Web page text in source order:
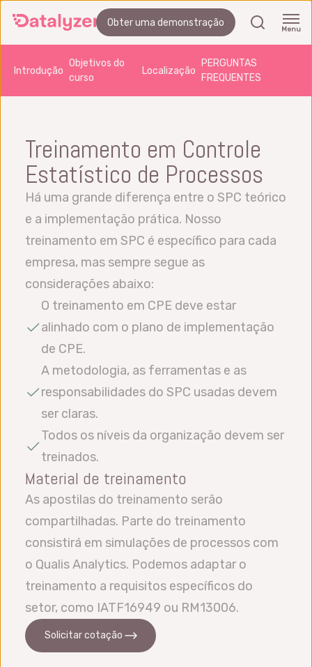
content
Obter uma demonstração search
Menu
Introdução
Objetivos do
curso
Localização
PERGUNTAS
FREQUENTES
Treinamento em Controle
Estatístico de Processos
Há uma grande diferença entre o SPC teórico
e a implementação prática. Nosso
treinamento em SPC é específico para cada
empresa, mas sempre segue as
considerações abaixo:
O treinamento em CPE deve estar
alinhado com o plano de implementação
de CPE.
A metodologia, as ferramentas e as
responsabilidades do SPC usadas devem
ser claras.
Todos os níveis da organização devem ser
treinados.
Material de treinamento
As apostilas do treinamento serão
compartilhadas. Parte do treinamento
consistirá em simulações de processos com
o Qualis Analytics. Podemos adaptar o
treinamento a requisitos específicos do
setor, como IATF16949 ou RM13006.
Solicitar cotação